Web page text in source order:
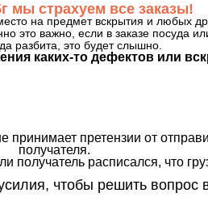
мы страхуем все заказы!
на предмет вскрытия и любых
это важно, если в заказе посуда
разбита, это будет слышно.
каких-то дефектов или
претензии от
получателя.
получатель расписался, что
чтобы решить вопрос